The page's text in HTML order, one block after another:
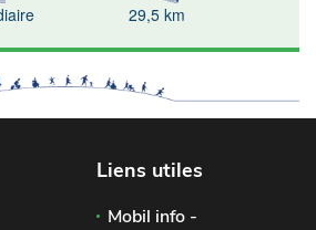
29,5 km
Liens utiles
Mobil info -